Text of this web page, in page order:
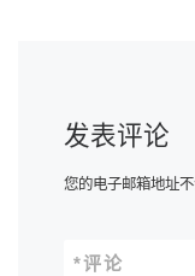
发表评论
您的电子邮箱地址不
评论
*